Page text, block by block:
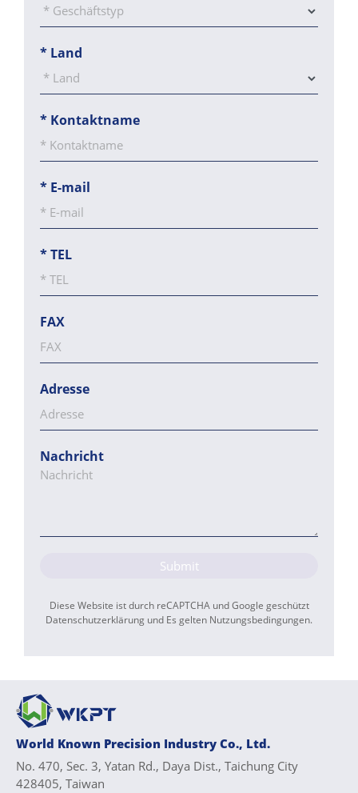
* Land
* Kontaktname
* E-mail
*TEL
FAX
Adresse
Nachricht
Submit
Diese Website ist durch reCAPTCHA und Google geschützt
Datenschutzerklärung und Es gelten Nutzungsbedingungen.
World Known Precision Industry Co., Ltd.
No. 470, Sec. 3, Yatan Rd., Daya Dist., Taichung City
428405, Taiwan